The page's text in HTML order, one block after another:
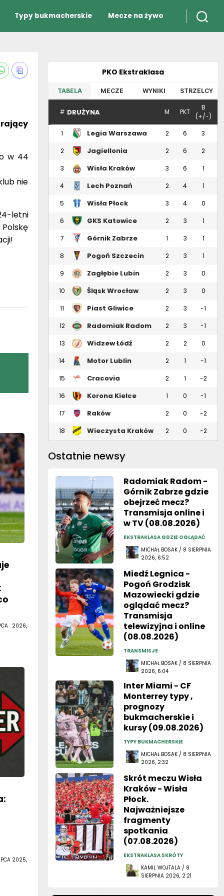
Typy bukmacherskie Mecze na żywo
w 44
nie
letni
2026,
2025,
PKO Ekstraklasa
TABELA MECZE WYNIKI STRZELCY
# DRUŻYNA M PKT
B
(+/-)
1
Legia Warszawa 2 6 3
2
Jagiellonia
2 6 2
3 Wisła Kraków 3 6 1
4 Lech Poznań 2 4 1
5 Wisła Płock 3 4 0
6 GKS Katowice 2 3 1
7 Górnik Zabrze 1 3 1
8 Pogoń Szczecin 2 3 1
9 Zagłębie Lubin 2 3 0
10 Śląsk Wrocław 2 3 0
11 Piast Gliwice 2 3 -1
12 Radomiak Radom 2 3 -1
13 Widzew Łódź 2 2 0
14 Motor Lublin 2 1 -1
15 Cracovia 2 1 -2
16 Korona Kielce 1 0 -1
17
Raków
2 0 -2
18 Wieczysta Kraków 2 0 -2
Ostatnie newsy
Radomiak Radom -
Górnik Zabrze gdzie
obejrzeć mecz?
Transmisja online i
w TV (08.08.2026)
EKSTRAKLASA GDZIE OGLĄDAĆ
MICHAŁ BOSAK / 8 SIERPNIA
2026, 6:52
Miedź Legnica -
Pogoń Grodzisk
Mazowiecki gdzie
oglądać mecz?
Transmisja
telewizyjna i online
(08.08.2026)
TRANSMISJE
MICHAŁ BOSAK / 8 SIERPNIA
2026, 6:04
Inter Miami - CF
Monterrey typy ,
prognozy
bukmacherskie i
kursy (09.08.2026)
TYPY BUKMACHERSKIE
MICHAŁ BOSAK / 8 SIERPNIA
2026, 2:32
Skrót meczu Wisła
Kraków - Wisła
Płock.
Najważniejsze
fragmenty
spotkania
(07.08.2026)
EKSTRAKLASA SKRÓTY
KAMIL WOJTALA / 8
SIERPNIA 2026, 2:21